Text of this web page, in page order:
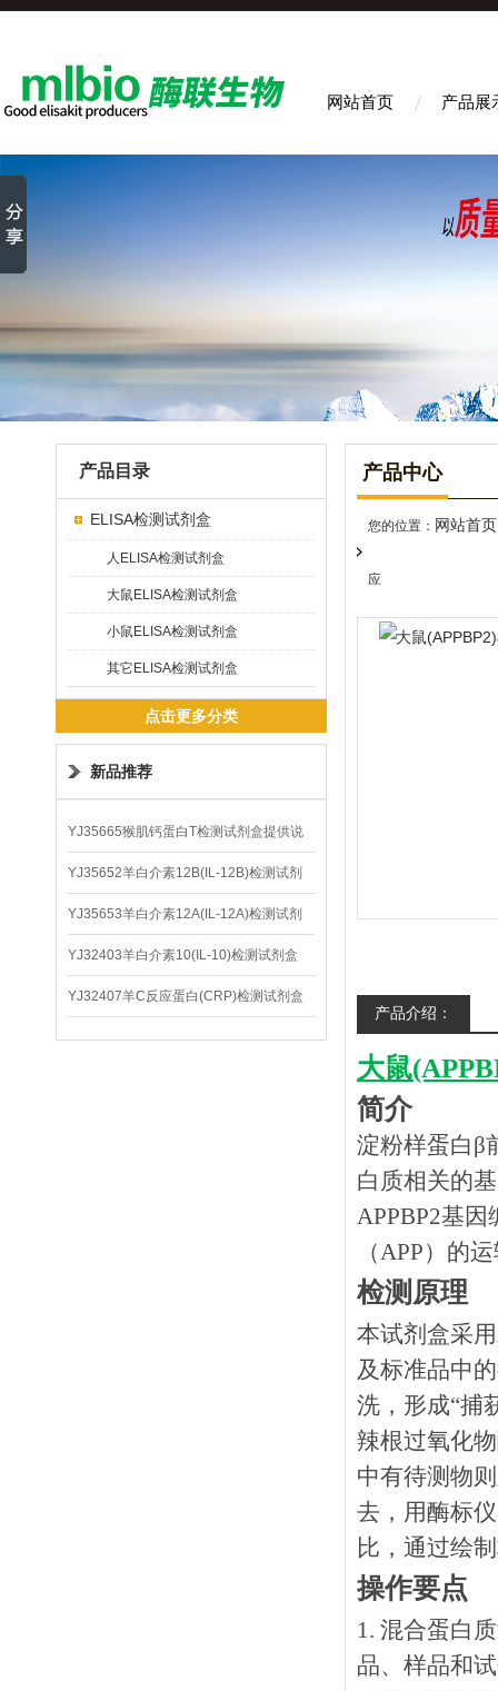
网站首页 产品展
产品目录
ELISA检测试剂盒
人ELISA检测试剂盒
大鼠ELISA检测试剂盒
小鼠ELISA检测试剂盒
其它ELISA检测试剂盒
点击更多分类
新品推荐
YJ35665猴肌钙蛋白T检测试剂盒提供说
明书
YJ35652羊白介素12B(IL-12B)检测试剂
盒
YJ35653羊白介素12A(IL-12A)检测试剂
盒
YJ32403羊白介素10(IL-10)检测试剂盒
YJ32407羊C反应蛋白(CRP)检测试剂盒
产品中心
您的位置： 网站首页
应
产品介绍：
大鼠
简介
淀粉样蛋白β
白质相关的
APPBP2基
（APP）的
检测原理
本试剂盒采
及标准品中
洗，形成“捕
辣根过氧化
中有待测物
去，用酶标
比，通过绘
操作要点
1. 混合蛋白
品、样品和